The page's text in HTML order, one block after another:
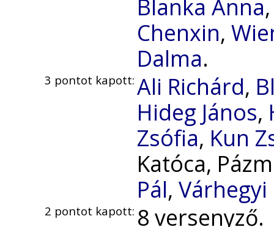
Blanka Anna
Chenxin,
Dalma.
3 pontot kapott: Ali Richárd,
Hideg János,
Zsófia, Kun
Katóca,
Pál,
2 pontot kapott: 8 versenyző.